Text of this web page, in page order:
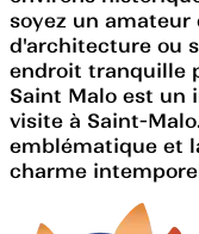
soyez un amateur
d'architecture ou
endroit tranquille
Saint Malo est un
visite à Saint-
emblématique et
charme